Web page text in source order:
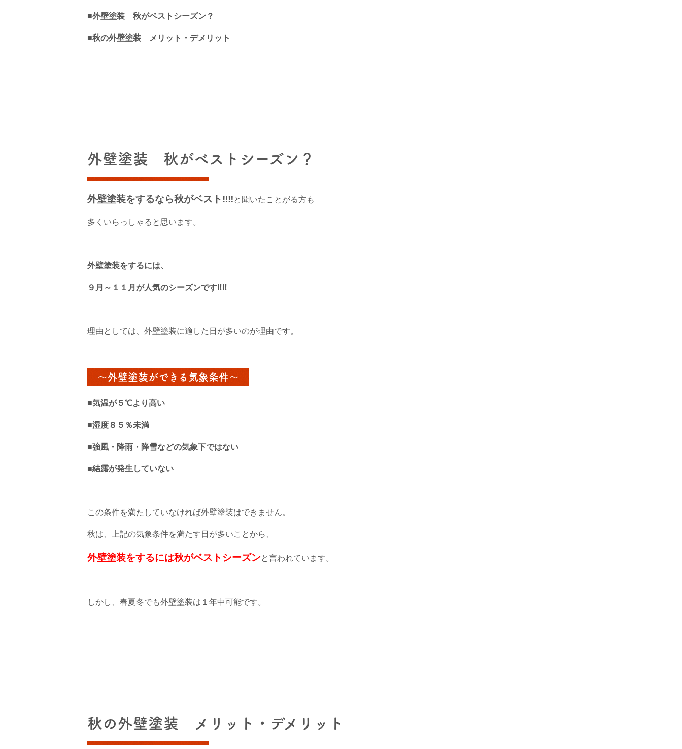
■外壁塗装 秋がベストシーズン？
■秋の外壁塗装 メリット・デメリット
外壁塗装 秋がベストシーズン？
外壁塗装をするなら秋がベスト‼‼と聞いたことがる方も
多くいらっしゃると思います。
外壁塗装をするには、
９月～１１月が人気のシーズンです‼‼
理由としては、外壁塗装に適した日が多いのが理由です。
～外壁塗装ができる気象条件～
■気温が５℃より高い
■湿度８５％未満
■強風・降雨・降雪などの気象下ではない
■結露が発生していない
この条件を満たしていなければ外壁塗装はできません。
秋は、上記の気象条件を満たす日が多いことから、
外壁塗装をするには秋がベストシーズンと言われています。
しかし、春夏冬でも外壁塗装は１年中可能です。
秋の外壁塗装 メリット・デメリット